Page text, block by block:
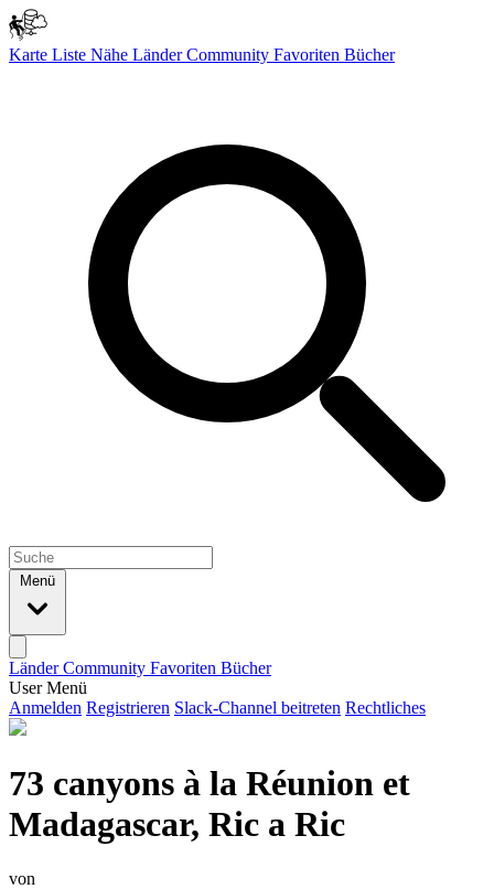
Karte Liste Nähe LänderCommunity Favoriten Bücher
Menü
LänderCommunity Favoriten Bücher
User Menü
Anmelden Registrieren Slack-Channel beitreten Rechtliches
73 canyons à la Réunion et
Madagascar, Ric a Ric
von